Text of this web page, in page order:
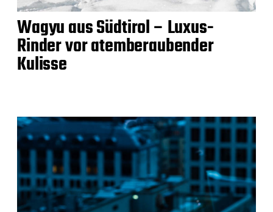
Wagyu aus Südtirol – Luxus-
Rinder vor atemberaubender
Kulisse